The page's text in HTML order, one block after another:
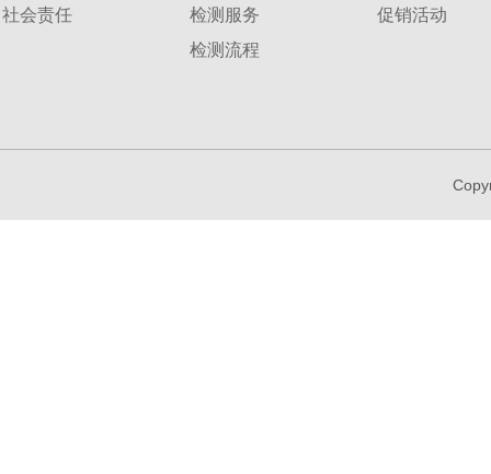
社会责任
检测服务
检测流程
促销活动